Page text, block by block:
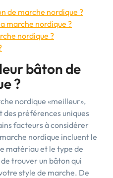
de marche nordique ?
marche nordique ?
nordique ?
bâton de
?
nordique «meilleur»,
des préférences uniques
facteurs à considérer
nordique incluent le
matériau et le type de
trouver un bâton qui
style de marche. De